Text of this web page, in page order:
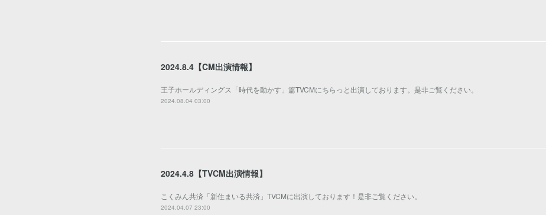
2024.8.4【CM出演情報】
王子ホールディングス「時代を動かす」篇TVCMにちらっと出演しております。是非ご覧ください。
2024.08.04 03:00
2024.4.8【TVCM出演情報】
こくみん共済「新住まいる共済」TVCMに出演しております！是非ご覧ください。
2024.04.07 23:00